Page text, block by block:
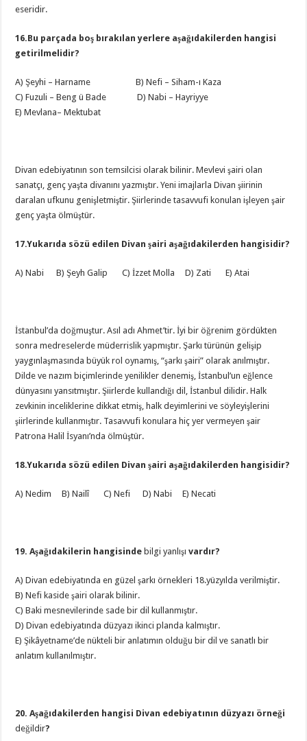
eseridir.
16.Bu parçada boş bırakılan yerlere aşağıdakilerden hangisi
getirilmelidir?
A) Şeyhi – Harname B) Nefi – Siham-ı Kaza
C) Fuzuli – Beng ü Bade D) Nabi – Hayriyye
E) Mevlana– Mektubat
Divan edebiyatının son temsilcisi olarak bilinir. Mevlevi şairi olan
sanatçı, genç yaşta divanını yazmıştır. Yeni imajlarla Divan şiirinin
daralan ufkunu genişletmiştir. Şiirlerinde tasavvufi konulan işleyen şair
genç yaşta ölmüştür.
17.Yukarıda sözü edilen Divan şairi aşağıdakilerden hangisidir?
A) Nabi B) Şeyh Galip C) İzzet Molla D) Zati E) Atai
İstanbul’da doğmuştur. Asıl adı Ahmet’tir. İyi bir öğrenim gördükten
sonra medreselerde müderrislik yapmıştır. Şarkı türünün gelişip
yaygınlaşmasında büyük rol oynamış, “şarkı şairi” olarak anılmıştır.
Dilde ve nazım biçimlerinde yenilikler denemiş, İstanbul’un eğlence
dünyasını yansıtmıştır. Şiirlerde kullandığı dil, İstanbul dilidir. Halk
zevkinin inceliklerine dikkat etmiş, halk deyimlerini ve söyleyişlerini
şiirlerinde kullanmıştır. Tasavvufi konulara hiç yer vermeyen şair
Patrona Halil İsyanı’nda ölmüştür.
18.Yukarıda sözü edilen Divan şairi aşağıdakilerden hangisidir?
A) Nedim B) Nailî C) Nefi D) Nabi E) Necati
19. Aşağıdakilerin hangisinde bilgi yanlışı vardır?
A) Divan edebiyatında en güzel şarkı örnekleri 18.yüzyılda verilmiştir.
B) Nefi kaside şairi olarak bilinir.
C) Baki mesnevilerinde sade bir dil kullanmıştır.
D) Divan edebiyatında düzyazı ikinci planda kalmıştır.
E) Şikâyetname’de nükteli bir anlatımın olduğu bir dil ve sanatlı bir
anlatım kullanılmıştır.
20. Aşağıdakilerden hangisi Divan edebiyatının düzyazı örneği
değildir?